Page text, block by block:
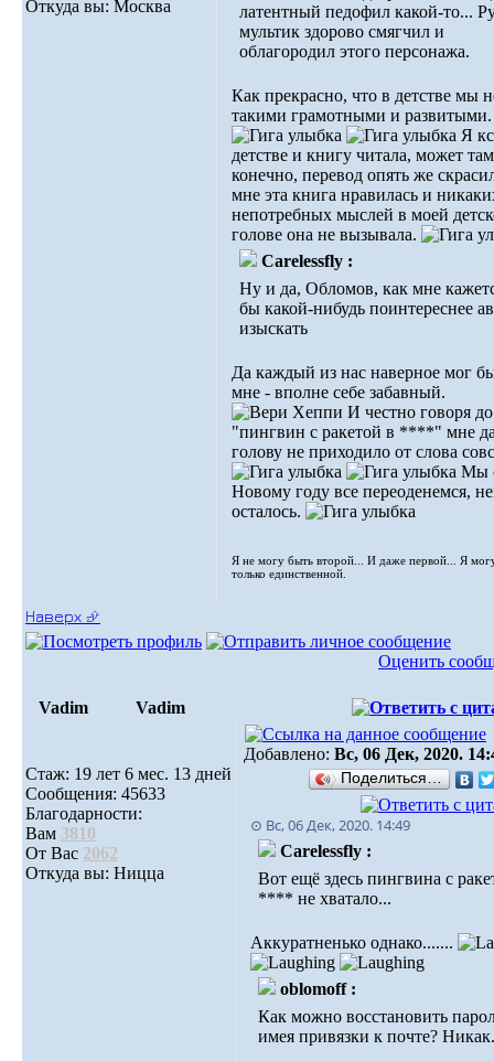
Откуда вы: Москва
латентный пeдофил какой-то...
мультик здорово смягчил и
облагородил этого персонажа.
Как прекрасно, что в детстве мы
такими грамотными и развитыми.
Я
детстве и книгу читала, может
конечно, перевод опять же
мне эта книга нравилась и
непотребных мыслей в моей
голове она не вызывала.
Carelessfly :
Ну и да, Обломов, как мне
бы какой-нибудь поинтереснее
изыскать
Да каждый из нас наверное мог
мне - вполне себе забавный.
И честно говоря
"пингвин с ракетой в ****" мне
голову не приходило от слова
Мы
Новому году все переоденемся,
осталось.
Я не могу быть второй... И даже первой... Я
только единственной.
Наверх ⮵
Оценить
Vadim Vadim
Стаж: 19 лет 6 мес. 13 дней
Сообщения: 45633
Благодарности:
Вам 3810
От Вас 2062
Откуда вы: Ницца
Добавлено: Вс, 06 Дек, 2020.
Поделиться…
⊙ Вс, 06 Дек, 2020. 14:49
Carelessfly :
Вот ещё здесь пингвина с
**** не хватало...
Аккуратненько однако.......
оblomoff :
Как можно восстановить
имея привязки к почте? Никак.